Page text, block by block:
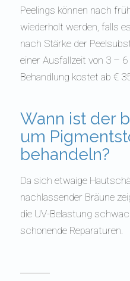
Peelings können nach
wiederholt werden, falls
nach Stärke der
einer Ausfallzeit von 3 –
Behandlung kostet ab €
Wann ist der
um
behandeln?
Da sich etwaige
nachlassender Bräune
die UV-Belastung
schonende Reparaturen.